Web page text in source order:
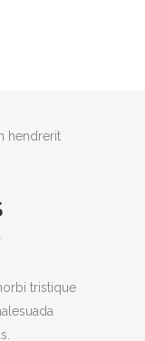
hendrerit
tristique